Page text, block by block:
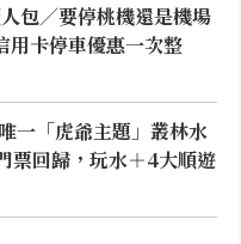
包／要停桃機還是機場
用卡停車優惠一次整
一「虎爺主題」叢林水
票回歸，玩水＋4大順遊